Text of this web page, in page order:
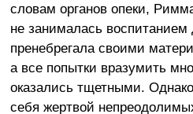
словам органов опеки,
не занималась воспитанием
пренебрегала своими
а все попытки вразумить
оказались тщетными.
себя жертвой